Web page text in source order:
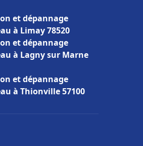
et dépannage
à Limay 78520
et dépannage
à Lagny sur Marne
et dépannage
à Thionville 57100